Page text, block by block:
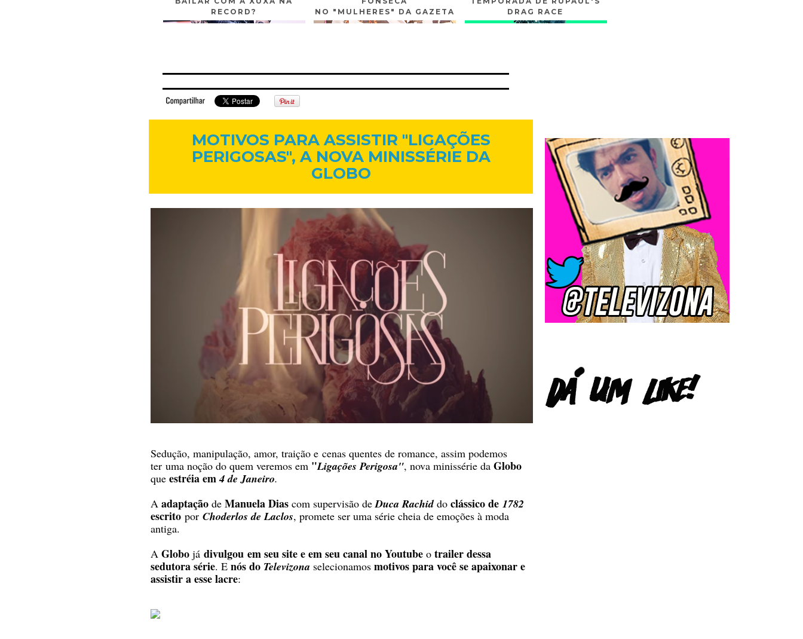
RECORD?
NO "MULHERES" DA GAZETA
DRAG RACE
MOTIVOS PARA ASSISTIR "LIGAÇÕES
PERIGOSAS", A NOVA MINISSÉRIE DA
GLOBO
Sedução, manipulação, amor, traição e cenas quentes de romance, assim podemos
ter uma noção do quem veremos em "Ligações Perigosa", nova minissérie da Globo
que estréia em4 de Janeiro.
A adaptação de Manuela Dias com supervisão deDuca Rachiddo clássico de 1782
escrito por Choderlos de Laclos, promete ser uma série cheia de emoções à moda
antiga.
A Globo já divulgou em seu site e em seu canal no Youtube o trailer dessa
sedutora série. E nós do Televizona selecionamos motivos para você se apaixonar e
assistir a esse lacre: